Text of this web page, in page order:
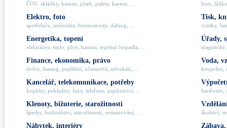
ČOV, skládky, kámen, písek, palety, karton, ...
Elektro, foto
spotřebiče, autorádia, hromosvody, dabing, ...
Energetika, topení
elektrárny, teplo, plyn, kamna, tepelná čerpadla, ...
Finance, ekonomika, právo
úvěry, leasing, pojištění, účetnictví, advokáti, ...
Kancelář, telekomunikace, potřeby
kopírky, pokladny, faxy, telefony, papírnictví, ...
Klenoty, bižuterie, starožitnosti
šperky, hodinářství, starožitnosti, restaurování, ...
Nábytek, interiéry
boty,
Tisk,
vizitky,
Úřady,
Voda,
koupelny,
hardware,
školství,